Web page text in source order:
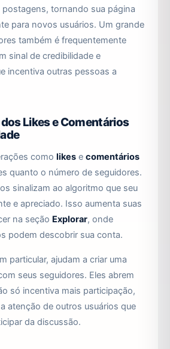
tornando sua página
para novos usuários. Um grande
também é frequentemente
sinal de credibilidade e
incentiva outras pessoas a
Likes e Comentários
como likes e comentários
quanto o número de seguidores.
sinalizam ao algoritmo que seu
e apreciado. Isso aumenta suas
na seção Explorar, onde
podem descobrir sua conta.
particular, ajudam a criar uma
seus seguidores. Eles abrem
só incentiva mais participação,
atenção de outros usuários que
da discussão.